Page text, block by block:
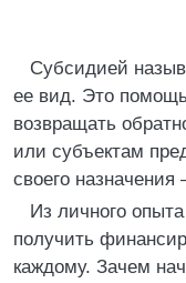
Субсидией
ее вид. Это
возвращать
или субъектам
своего назначения
Из личного
получить
каждому. Зачем